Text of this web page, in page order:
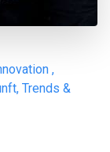
,
Trends &